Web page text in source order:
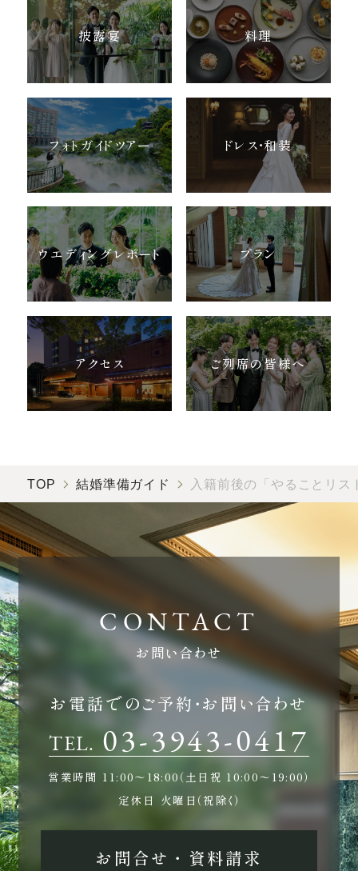
披露宴 料理
フォトガイドツアー ドレス・和装
ウエディングレポート プラン
アクセス ご列席の皆様へ
TOP 結婚準備ガイド 入籍前後の「やることリ
お問い合わせ
お電話でのご予約・お問い合わせ
TEL. 03-3943-0417
営業時間 11:00〜18:00（土日祝 10:00〜19:00）
定休日 火曜日（祝除く）
お問合せ ・ 資料請求